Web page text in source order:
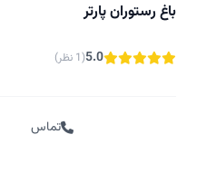
باغ رستوران پارتر
5.0(1 نظر)
تماس